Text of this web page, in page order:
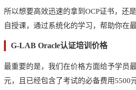
所以想要高效迅速的拿到OCP证书，还
自授课，通过系统化的学习，帮助你在
G-LAB Oracle认证培训价格
最重要的是，我们在价格方面给予学员
元，且已经包含了考试的必备费用5500